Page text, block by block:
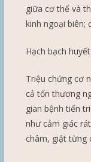
giữa cơ thể và
kinh ngoại biên;
Hạch bạch
Triệu chứng cơ
cả tổn thương
gian bệnh tiến
như cảm giác
châm, giật từng